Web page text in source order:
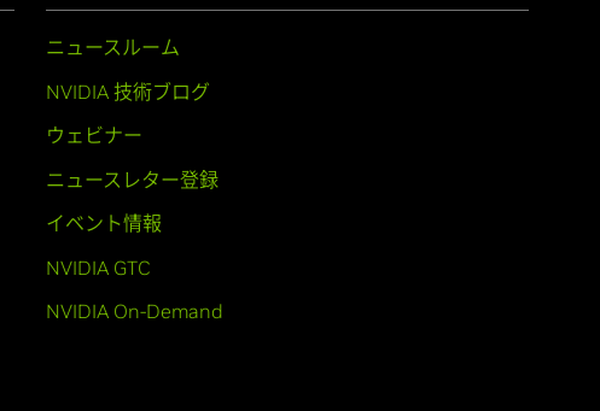
ニュースルーム
NVIDIA 技術ブログ
ウェビナー
ニュースレター登録
イベント情報
NVIDIA GTC
NVIDIA On-Demand